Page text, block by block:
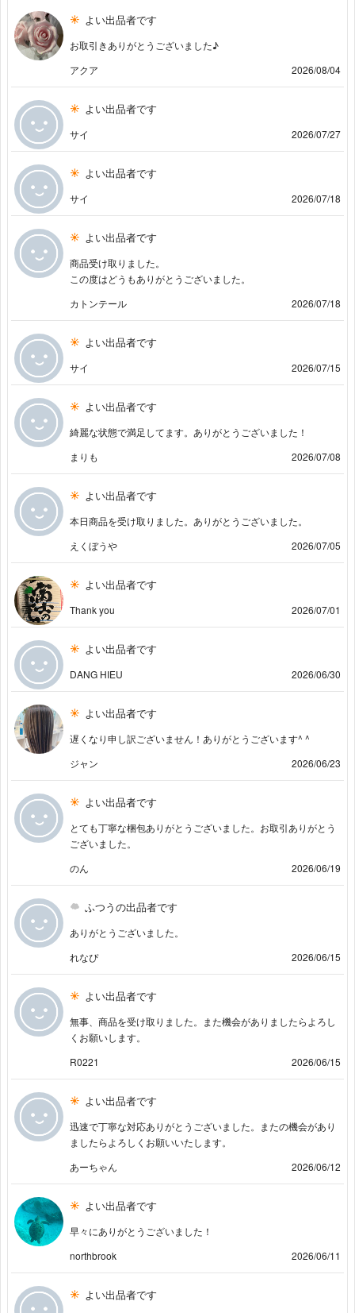
よい出品者です
お取引きありがとうございました♪
アクア
2026/08/04
よい出品者です
サイ 2026/07/27
よい出品者です
サイ 2026/07/18
よい出品者です
商品受け取りました。
この度はどうもありがとうございました。
カトンテール
2026/07/18
よい出品者です
サイ 2026/07/15
よい出品者です
綺麗な状態で満足してます。ありがとうございました！
まりも
2026/07/08
よい出品者です
本日商品を受け取りました。ありがとうございました。
えくぼうや
2026/07/05
よい出品者です
Thank you 2026/07/01
よい出品者です
DANG HIEU 2026/06/30
よい出品者です
遅くなり申し訳ございません！ありがとうございます^ ^
ジャン
2026/06/23
よい出品者です
とても丁寧な梱包ありがとうございました。お取引ありがとう
ございました。
のん
2026/06/19
ふつうの出品者です
ありがとうございました。
れなぴ
2026/06/15
よい出品者です
無事、商品を受け取りました。また機会がありましたらよろし
くお願いします。
R0221
2026/06/15
よい出品者です
迅速で丁寧な対応ありがとうございました。またの機会があり
ましたらよろしくお願いいたします。
あーちゃん
2026/06/12
よい出品者です
早々にありがとうございました！
northbrook
2026/06/11
よい出品者です